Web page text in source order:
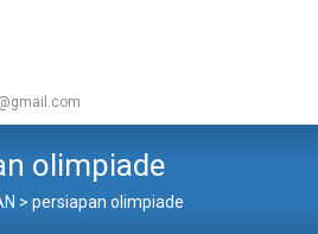
olimpiade
> persiapan olimpiade